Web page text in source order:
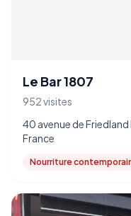
Le Bar 1807
952 visites
40 avenue de
France
Nourriture